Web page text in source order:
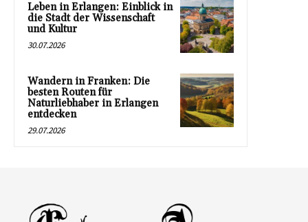
Leben in Erlangen: Einblick in
die Stadt der Wissenschaft
und Kultur
30.07.2026
Wandern in Franken: Die
besten Routen für
Naturliebhaber in Erlangen
entdecken
29.07.2026